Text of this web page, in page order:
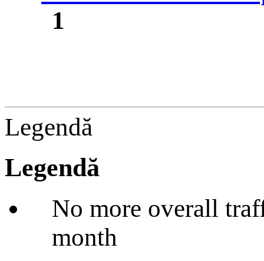
1
Legendă
Legendă
No more overall
month